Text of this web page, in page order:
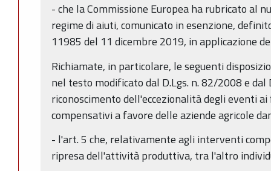
- che la Commissione Europea ha rubricato al
regime di aiuti, comunicato in esenzione,
11985 del 11 dicembre 2019, in applicazione
Richiamate, in particolare, le seguenti
nel testo modificato dal D.Lgs. n. 82/2008 e dal
riconoscimento dell'eccezionalità degli eventi
compensativi a favore delle aziende agricole
- l'art. 5 che, relativamente agli interventi
ripresa dell'attività produttiva, tra l'altro